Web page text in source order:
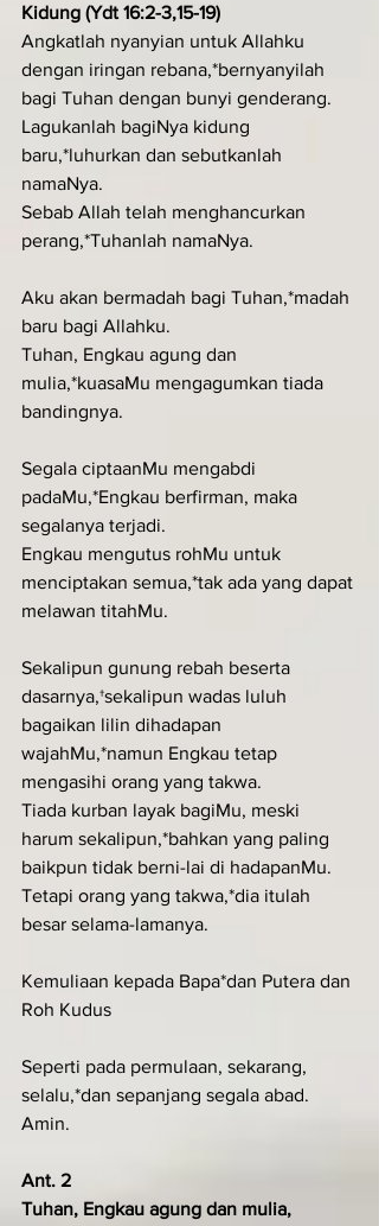
Kidung (Ydt 16:2-3,15-19)
Angkatlah nyanyian untuk Allahku
dengan iringan rebana,*bernyanyilah
bagi Tuhan dengan bunyi genderang.
Lagukanlah bagiNya kidung
baru,*luhurkan dan sebutkanlah
namaNya.
Sebab Allah telah menghancurkan
perang,*Tuhanlah namaNya.
Aku akan bermadah bagi Tuhan,*madah
baru bagi Allahku.
Tuhan, Engkau agung dan
mulia,*kuasaMu mengagumkan tiada
bandingnya.
Segala ciptaanMu mengabdi
padaMu,*Engkau berfirman, maka
segalanya terjadi.
Engkau mengutus rohMu untuk
menciptakan semua,*tak ada yang dapat
melawan titahMu.
Sekalipun gunung rebah beserta
dasarnya,†sekalipun wadas luluh
bagaikan lilin dihadapan
wajahMu,*namun Engkau tetap
mengasihi orang yang takwa.
Tiada kurban layak bagiMu, meski
harum sekalipun,*bahkan yang paling
baikpun tidak berni-lai di hadapanMu.
Tetapi orang yang takwa,*dia itulah
besar selama-lamanya.
Kemuliaan kepada Bapa*dan Putera dan
Roh Kudus
Seperti pada permulaan, sekarang,
selalu,*dan sepanjang segala abad.
Amin.
Ant. 2
Tuhan, Engkau agung dan mulia,